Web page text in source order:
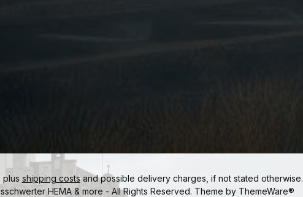
plus shipping costsand possible delivery charges, if not stated otherwise.
HEMA & more - All Rights Reserved. Theme by ThemeWare®